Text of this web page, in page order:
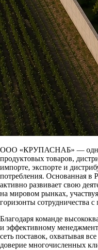
ООО «КРУПАСНАБ» — одна
продуктовых товаров,
импорте, экспорте и
потребления. Основанная в
активно развивает свою
на мировом рынках,
горизонты сотрудничества
Благодаря команде
и эффективному
сеть поставок, охватывая
доверие многочисленных